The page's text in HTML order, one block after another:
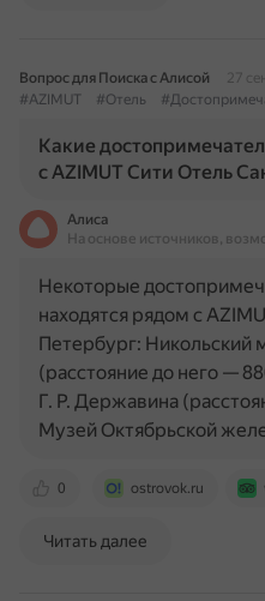
Вопрос для Поиска с Алисой
27
#AZIMUT
#Отель
Какие
с AZIMUT Сити Отель
Алиса
На основе источников,
0 ostrovok.ru
Некоторые
находятся рядом с
Петербург: Никольский
(расстояние до него —
Г. Р. Державина
Музей Октябрьской
Читать далее